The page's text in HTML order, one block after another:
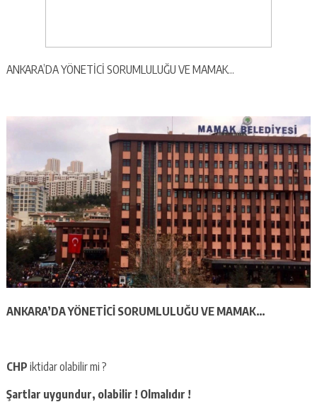
ANKARA’DA YÖNETİCİ SORUMLULUĞU VE MAMAK…
ANKARA’DA YÖNETİCİ SORUMLULUĞU VE MAMAK…
CHP iktidar olabilir mi ?
Şartlar uygundur, olabilir ! Olmalıdır !